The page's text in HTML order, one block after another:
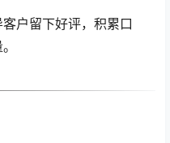
客户留下好评，积累口